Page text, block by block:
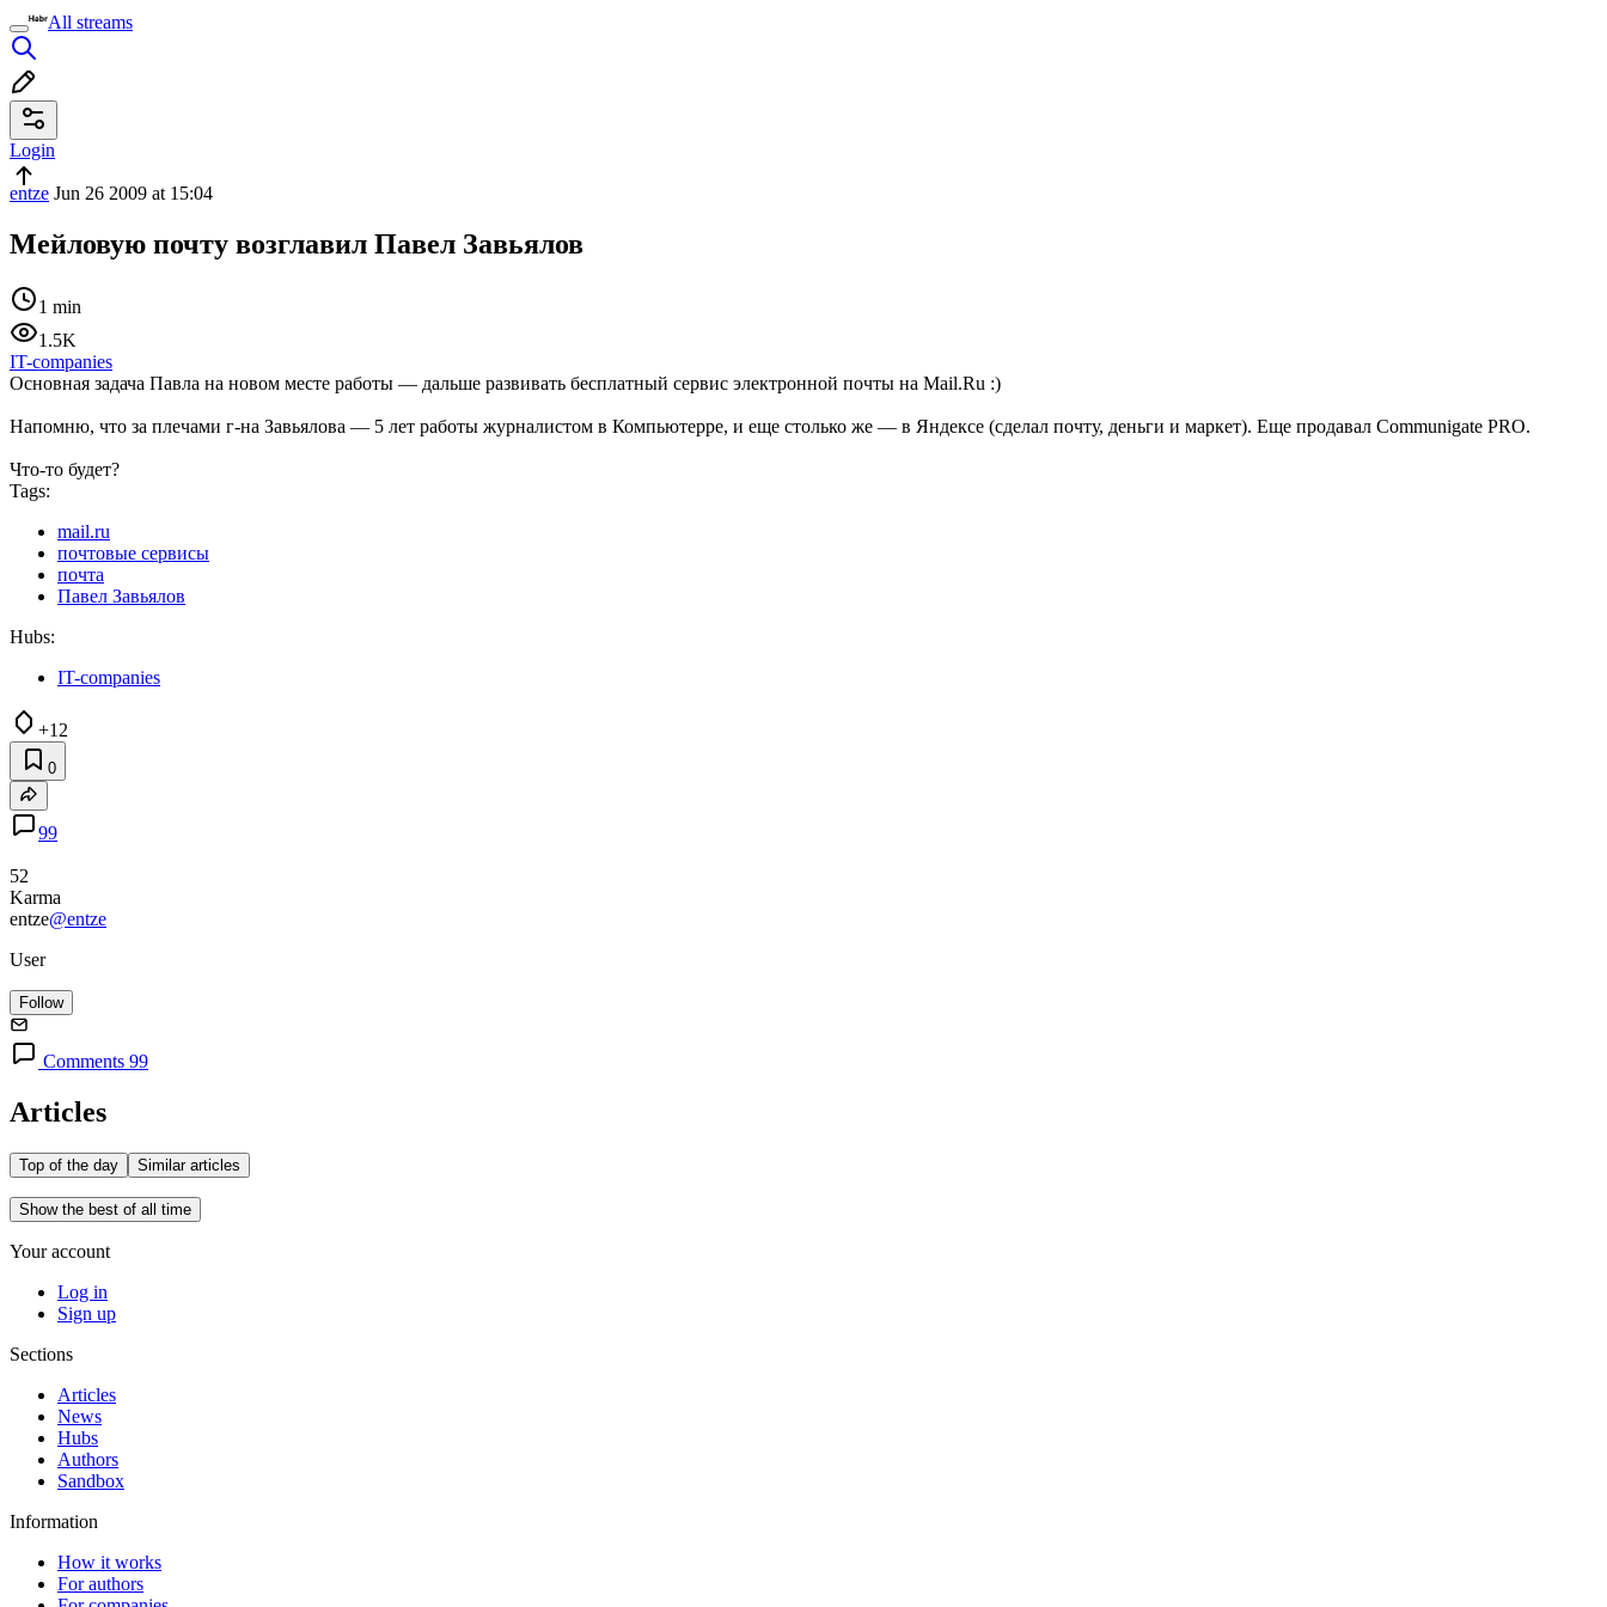
All streams
Login
entze Jun 26 2009 at 15:04
Мейловую почту возглавил Павел Завьялов
1 min
1.5K
IT-companies
Основная задача Павла на новом месте работы — дальше развивать бесплатный сервис электронной почты на Mail.Ru :)
Напомню, что за плечами г-на Завьялова — 5 лет работы журналистом в Компьютерре, и еще столько же — в Яндексе (сделал почту, деньги и маркет). Еще продавал Communigate PRO.
Что-то будет?
Tags:
mail.ru
почтовые сервисы
почта
Павел Завьялов
Hubs:
IT-companies
+12
0
99
52
Karma
entze@entze
User
Follow
Comments 99
Articles
Top of the day Similar articles
Show the best of all time
Your account
Log in
Sign up
Sections
Articles
News
Hubs
Authors
Sandbox
Information
How it works
For authors